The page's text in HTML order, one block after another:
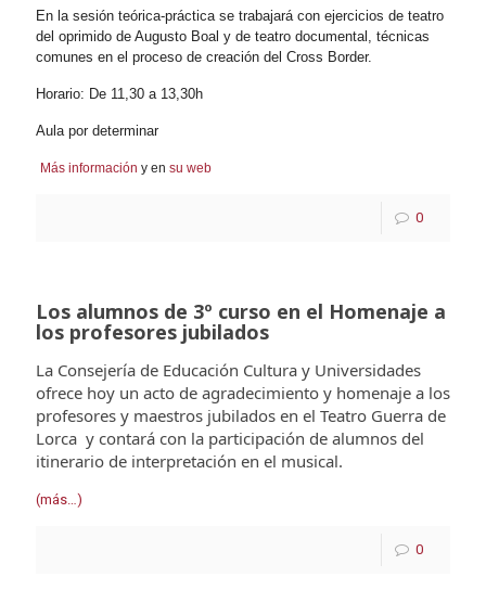
En la sesión teórica-práctica se trabajará con ejercicios de teatro
del oprimido de Augusto Boal y de teatro documental, técnicas
comunes en el proceso de creación del Cross Border.
Horario: De 11,30 a 13,30h
Aula por determinar
Más información y en su web
0
Los alumnos de 3º curso en el Homenaje a
los profesores jubilados
La Consejería de Educación Cultura y Universidades
ofrece hoy un acto de agradecimiento y homenaje a los
profesores y maestros jubilados en el Teatro Guerra de
Lorca y contará con la participación de alumnos del
itinerario de interpretación en el musical.
(más…)
0